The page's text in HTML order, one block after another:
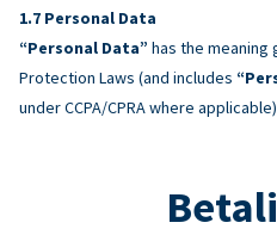
Personal Data
“Personal Data” has the meaning
Protection Laws (and includes
under CCPA/CPRA where